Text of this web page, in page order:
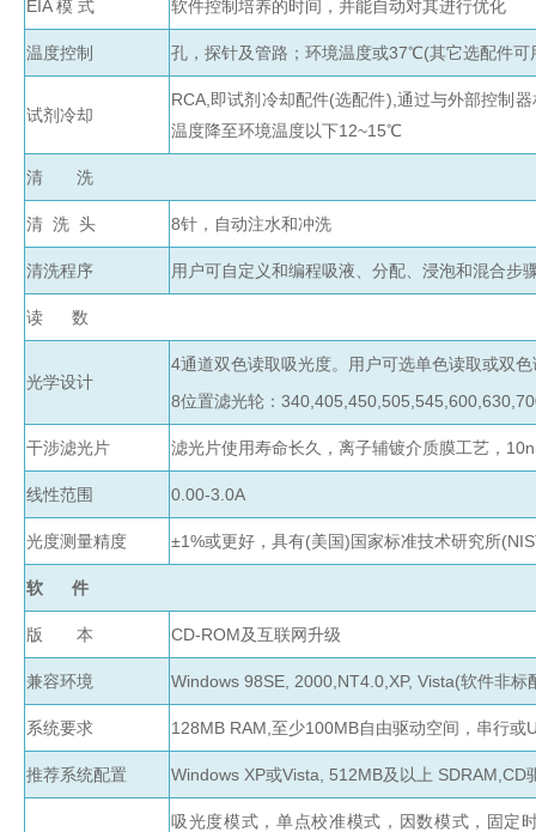
统
凝胶成像
电泳仪系统
土壤测定仪
耗材
冷
冻
管
照
明
存
管
心
管
架
心
管
管
瓶
塞
式
EIA 模 式 软件控制培养的时间，并能自动对其进行优化
温度控制 孔，探针及管路；环境温度或37℃(其它选配件可
试剂冷却
RCA,即试剂冷却配件(选配件),通过与外部控制
温度降至环境温度以下12~15℃
清 洗
清 洗 头 8针，自动注水和冲洗
清洗程序 用户可自定义和编程吸液、分配、浸泡和混合步
读 数
光学设计
4通道双色读取吸光度。用户可选单色读取或双色
8位置滤光轮：
干涉滤光片 滤光片使用寿命长久，离子辅镀介质膜工艺，
线性范围 0.00-3.0A
光度测量精度 ±1%或更好，具有(美国)国家标准技术研究所
软 件
版 本 CD-ROM及互联网升级
兼容环境 Windows 98SE, 2000,NT4.0,XP, Vista(软件非标
系统要求 128MB RAM,至少100MB自由驱动空间，串行或
推荐系统配置 Windows XP或Vista, 512MB及以上 SDRAM,CD
吸光度模式，单点校准模式，因数模式，固定